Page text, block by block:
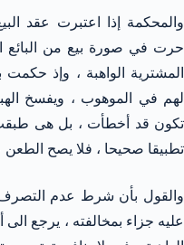
والمحكمة إذا اعتبرت عقد
حرت في صورة بيع من البائع
المشترية الواهبة ، وإذ
لهم في الموهوب ، ويفسخ
تكون قد أخطأت ، بل هى طبقت
تطبيقا صحيحا ، فلا يصح
والقول بأن شرط عدم
عليه جزاء بمخالفته ، يرجع